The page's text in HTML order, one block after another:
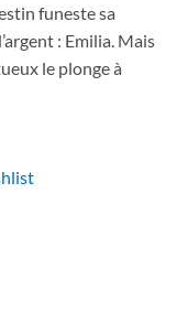
funeste sa
: Emilia. Mais
le plonge à